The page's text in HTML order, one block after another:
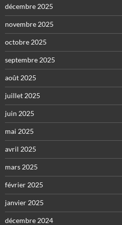
décembre 2025
novembre 2025
octobre 2025
septembre 2025
août 2025
juillet 2025
juin 2025
mai 2025
avril 2025
mars 2025
février 2025
janvier 2025
décembre 2024